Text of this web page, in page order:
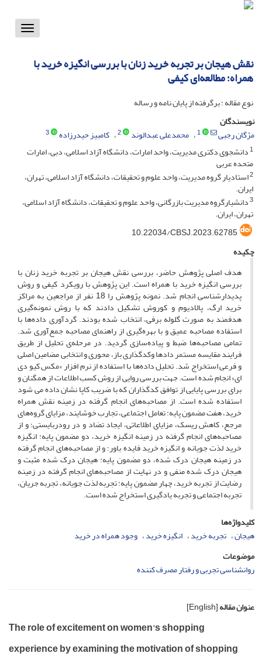
Toggle
نقش هیجان بر تجربه خرید زنان با بررسی انگیزه خرید با
همراه؛ مطالعه‌ای کیفی
نوع مقاله : برگرفته از پایان نامه و رساله
نویسندگان
مژگان رجبی
1 محمدعلی عبدالوند 2 کامبیز حیدرزاده
3
1دانشجوی دکتری مدیریت، واحد امارات، دانشگاه آزاد اسلامی، دبی، امارات
متحده عربی
2استادیار گروه مدیریت، واحد علوم و تحقیقات، دانشگاه آزاد اسلامی، تهران،
ایران.
3دانشیارگروه مدیریت بازرگانی، واحد علوم و تحقیقات، دانشگاه آزاد اسلامی،
تهران، ایران.
10.22034/CBSJ.2023.62785
چکیده
هدف اصلی پژوهش حاضر، بررسی نقش هیجان بر تجربه خرید زنان با
بررسی انگیزه خرید با همراه است. این پژوهش با رویکرد کیفی و روش
پدیدارشناسی انجام شد. نمونه پژوهش را 18 نفر از مراجعین به مراکز
خرید ارگ، پالادیوم و کوروش تشکیل دادند که با روش نمونه‌گیری
هدفمند به صورت گلوله برفی، انتخاب شده بودند. گردآوری داده‌ها با
استفاده مصاحبه عمیق و با بهره‌گیری از راهنمای مصاحبه جمع‌آوری شد.
تمامی مصاحبه‌ها ضبط و پیاده‌سازی گردید. در مرحله‌ی تحلیل از طریق
فرایند مقایسه مستمر دادها وکدگذاری باز، محوری و انتخابی مضامین اصلی
و فرعی استخراج شد. تحلیل داده‌ها با استفاده از نرم افزار «مکس کیو دی
ای» انجام شده است. جهت بررسی روایی از روش کسب اطلاعات از همگنان و
برای بررسی پایایی از توافق کدگذاران که با ضریب کاپا نشان داده می شود
استفاده شده است. از مصاحبه‌های انجام گرفته در زمینه نقش همراه
خرید، هفت مضمون پایه: تعامل اجتماعی، تجارب خوشایند، مزایای گروه‌های
مرجع، کاهش ریسک، مزایای اطلاعاتی، ایجاد تضاد و در رودربایستی؛ و از
مصاحبه‌های انجام گرفته در زمینه انگیزه خرید، دو مضمون پایه: انگیزه
خرید لذت جویانه و انگیزه خرید فایده باور؛ و از مصاحبه‌های انجام گرفته
در زمینه هیجان درک شده، دو مضمون پایه: هیجان درک شده مثبت و
هیجان درک شده منفی و در نهایت از مصاحبه‌های انجام گرفته در زمینه
رضایت از تجربه خرید، چهار مضمون پایه: تجربه لذت جویانه، تجربه جریان،
تجربه اجتماعی و تجربه یادگیری استخراج شده است.
کلیدواژه‌ها
هیجان تجربه خرید انگیزه خرید وجود همراه در خرید
موضوعات
روانشناسی تجربی و رفتار مصرف کننده
عنوان مقاله[English]
The role of excitement on women's shopping
experience by examining the motivation of shopping